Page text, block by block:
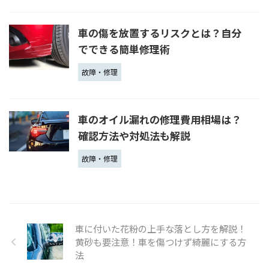
車の傷を放置するリスクとは？自分
でできる簡単修理術
故障・修理
車のオイル漏れの修理費用相場は？
確認方法や対処法も解説
故障・修理
車に付いた花粉の上手な落とし方を解説！
黄砂も要注意！車を傷つけず綺麗にする方
法